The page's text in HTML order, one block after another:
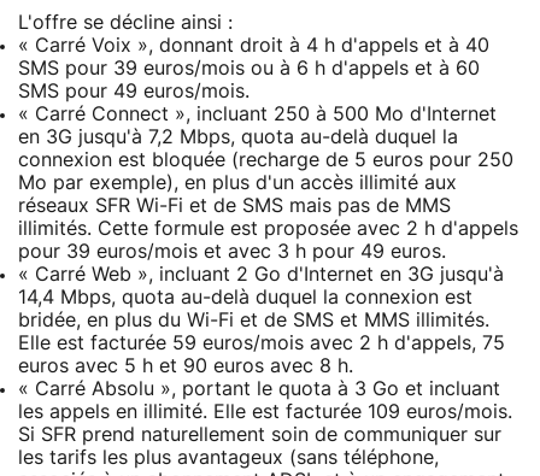
L'offre se décline ainsi :
« Carré Voix », donnant droit à 4 h d'appels et à 40
SMS pour 39 euros/mois ou à 6 h d'appels et à 60
SMS pour 49 euros/mois.
« Carré Connect », incluant 250 à 500 Mo d'Internet
en 3G jusqu'à 7,2 Mbps, quota au-delà duquel la
connexion est bloquée (recharge de 5 euros pour 250
Mo par exemple), en plus d'un accès illimité aux
réseaux SFR Wi-Fi et de SMS mais pas de MMS
illimités. Cette formule est proposée avec 2 h d'appels
pour 39 euros/mois et avec 3 h pour 49 euros.
« Carré Web », incluant 2 Go d'Internet en 3G jusqu'à
14,4 Mbps, quota au-delà duquel la connexion est
bridée, en plus du Wi-Fi et de SMS et MMS illimités.
Elle est facturée 59 euros/mois avec 2 h d'appels, 75
euros avec 5 h et 90 euros avec 8 h.
« Carré Absolu », portant le quota à 3 Go et incluant
les appels en illimité. Elle est facturée 109 euros/mois.
Si SFR prend naturellement soin de communiquer sur
les tarifs les plus avantageux (sans téléphone,